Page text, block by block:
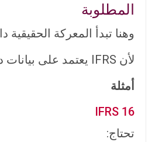
المطلوبة
وهنا تبدأ المعركة
لأن IFRS يعتمد على بيانات دقيقة جداً.
أمثلة
IFRS 16
تحتاج: